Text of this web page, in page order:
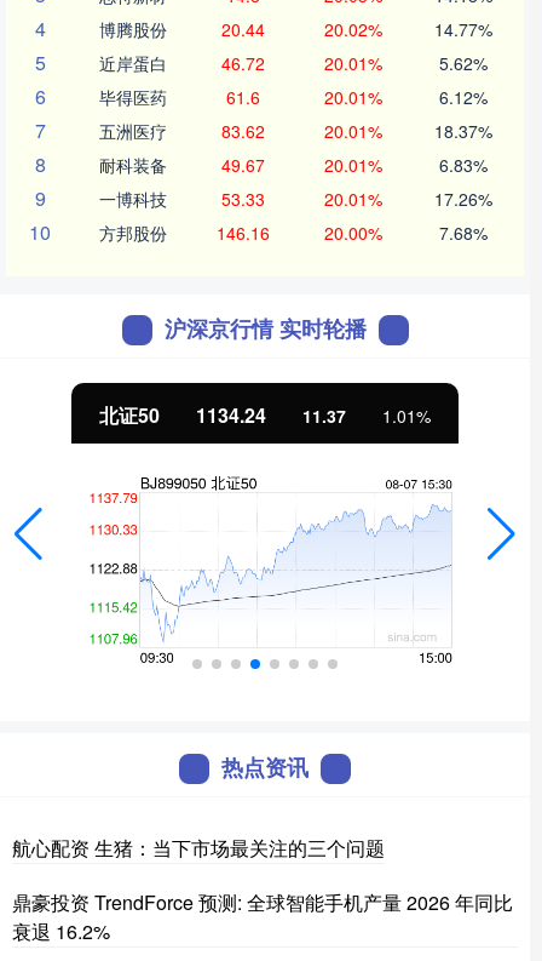
4 博腾股份 20.44 20.02% 14.77%
5 近岸蛋白 46.72 20.01% 5.62%
6 毕得医药 61.6 20.01% 6.12%
7 五洲医疗 83.62 20.01% 18.37%
8 耐科装备 49.67 20.01% 6.83%
9 一博科技 53.33 20.01% 17.26%
10 方邦股份 146.16 20.00% 7.68%
沪深京行情 实时轮播
北证50 1134.24 11.37 1.01%
热点资讯
航心配资 生猪：当下市场最关注的三个问题
鼎豪投资 TrendForce 预测: 全球智能手机产量 2026 年同比
衰退 16.2%